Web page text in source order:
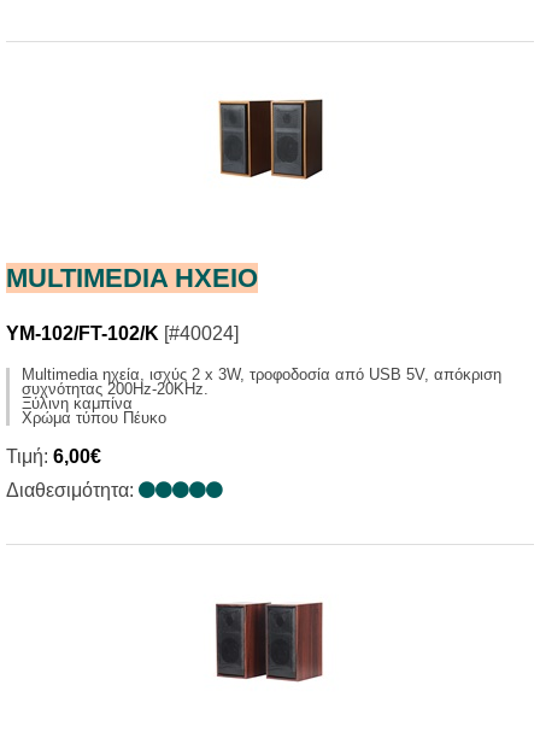
MULTIMEDIA HXΕΙΟ
YM-102/FT-102/K [#40024]
Multimedia ηχεία, ισχύς 2 x 3W, τροφοδοσία από USB 5V, απόκριση
συχνότητας 200Ηz-20KHz.
Ξύλινη καμπίνα
Χρώμα τύπου Πέυκο
Τιμή: 6,00€
Διαθεσιμότητα: